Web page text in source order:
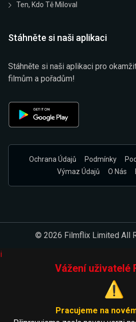
Ten, Kdo Tě Miloval
Stáhněte si naši aplikaci
Stáhněte si naši aplikaci pro
filmům a pořadům!
Ochrana Údajů Podmínky
Výmaz Údajů
O Nás
© 2026 Filmflix Limited All
i
Vážení uživatelé
⚠️
Pracujeme na